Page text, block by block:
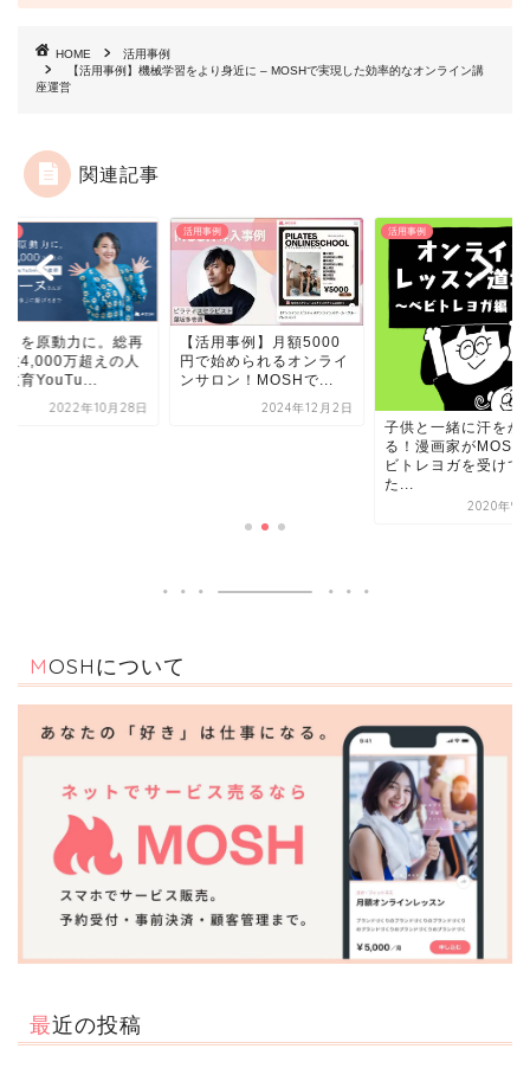
HOME
活用事例
【活用事例】機械学習をより身近に – MOSHで実現した効率的なオンライン講
座運営
関連記事
用事例】月額5000
始められるオンライ
ロン！MOSHで...
2024年12月2日
活用事例 活用事例
楽しさを原動力に。
生回数4,000万超え
気性教育YouTu...
2022年10
MOSHについて
最近の投稿